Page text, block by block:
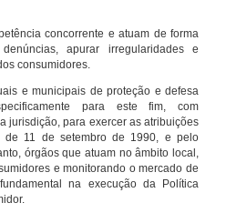
concorrente e atuam de forma
apurar irregularidades e
consumidores.
e municipais de proteção e defesa
para este fim, com
jurisdição, para exercer as atribuições
de 11 de setembro de 1990, e pelo
órgãos que atuam no âmbito local,
e monitorando o mercado de
na execução da Política